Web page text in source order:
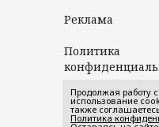
Реклама
Политика
соглашение
Продолжая работу
использование
также
Политика